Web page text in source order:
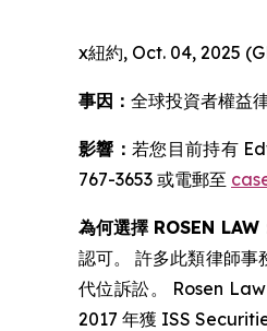
x紐約, Oct. 04, 2025
事因： 全球投資者權益
影響：若您目前持有
767-3653 或電郵至
為何選擇 ROSEN LAW
認可。 許多此類律師事
代位訴訟。 Rosen
2017 年獲 ISS